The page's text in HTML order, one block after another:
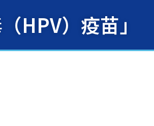
HPV）疫苗」